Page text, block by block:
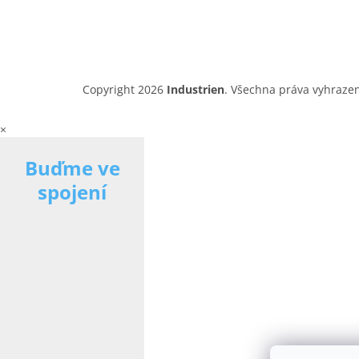
Copyright 2026 Industrien. Všechna práva
×
Buďme ve
spojení